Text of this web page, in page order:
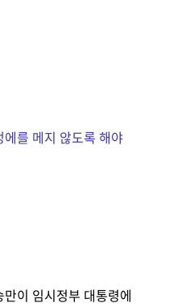
를 메지 않도록 해야
이 임시정부 대통령에